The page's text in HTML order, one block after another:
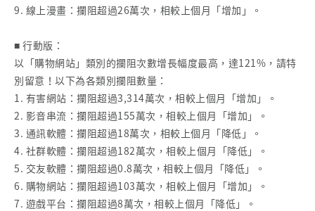
9. 線上漫畫：攔阻超過26萬次，相較上個月「增加」。
■ 行動版：
以「購物網站」類別的攔阻次數增長幅度最高，達121%，請特
別留意！以下為各類別攔阻數量：
1. 有害網站：攔阻超過3,314萬次，相較上個月「增加」。
2. 影音串流：攔阻超過155萬次，相較上個月「增加」。
3. 通訊軟體：攔阻超過18萬次，相較上個月「降低」。
4. 社群軟體：攔阻超過182萬次，相較上個月「降低」。
5. 交友軟體：攔阻超過0.8萬次，相較上個月「降低」。
6. 購物網站：攔阻超過103萬次，相較上個月「增加」。
7. 遊戲平台：攔阻超過8萬次，相較上個月「降低」。